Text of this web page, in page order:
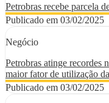
Petrobras recebe parcela
Publicado em 03/02/2025
Negócio
Petrobras atinge recordes
maior fator de utilização
Publicado em 03/02/2025